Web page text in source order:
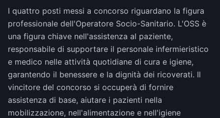
I quattro posti messi a concorso riguardano la figura
professionale dell'Operatore Socio-Sanitario. L'OSS è
una figura chiave nell'assistenza al paziente,
responsabile di supportare il personale infermieristico
e medico nelle attività quotidiane di cura e igiene,
garantendo il benessere e la dignità dei ricoverati. Il
vincitore del concorso si occuperà di fornire
assistenza di base, aiutare i pazienti nella
mobilizzazione, nell'alimentazione e nell'igiene